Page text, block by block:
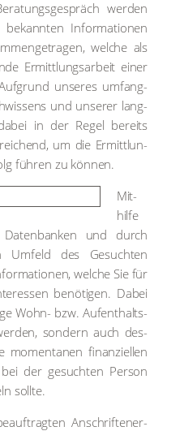
wer­den
Infor­ma­tio­nen
wel­che als
Ermitt­lungs­ar­beit einer
unse­res umfang­
und unse­rer lang­
in der Regel bereits
um die Ermitt­lun­
füh­ren zu kön­nen.
Mit­
hil­fe
Daten­ban­ken und durch
Umfeld des Gesuch­ten
wel­che Sie für
benö­ti­gen. Dabei
Wohn- bzw. Auf­ent­halts­
son­dern auch des­
momen­ta­nen finan­zi­el­len
der gesuch­ten Per­son
soll­te.
Anschrif­ten­er­